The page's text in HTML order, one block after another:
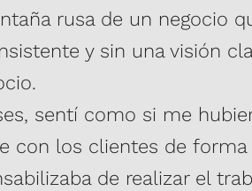
rusa de un negocio
y sin una visión
sentí como si me
con los clientes de forma
de realizar el